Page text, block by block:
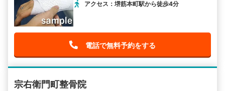
アクセス：堺筋本町駅から徒歩4分
電話で無料予約をする
宗右衛門町整骨院